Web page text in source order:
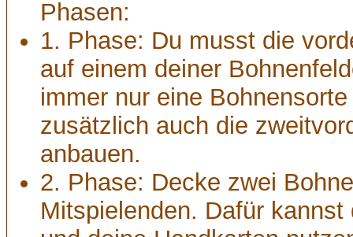
Phasen:
1. Phase: Du musst die
auf einem deiner
immer nur eine
zusätzlich auch die
anbauen.
2. Phase: Decke zwei
Mitspielenden. Dafür